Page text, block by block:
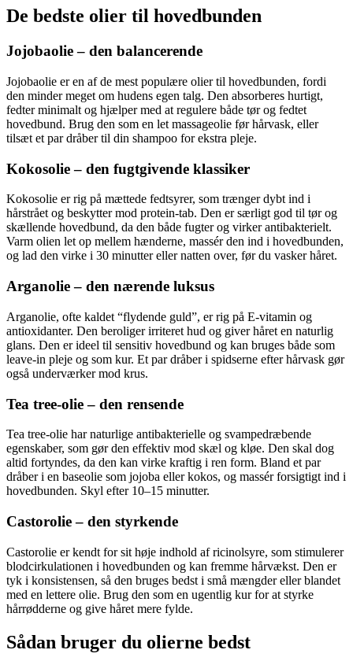
De bedste olier til hovedbunden
Jojobaolie – den balancerende
Jojobaolie er en af de mest populære olier til hovedbunden, fordi
den minder meget om hudens egen talg. Den absorberes hurtigt,
fedter minimalt og hjælper med at regulere både tør og fedtet
hovedbund. Brug den som en let massageolie før hårvask, eller
tilsæt et par dråber til din shampoo for ekstra pleje.
Kokosolie – den fugtgivende klassiker
Kokosolie er rig på mættede fedtsyrer, som trænger dybt ind i
hårstrået og beskytter mod protein-tab. Den er særligt god til tør og
skællende hovedbund, da den både fugter og virker antibakterielt.
Varm olien let op mellem hænderne, massér den ind i hovedbunden,
og lad den virke i 30 minutter eller natten over, før du vasker håret.
Arganolie – den nærende luksus
Arganolie, ofte kaldet “flydende guld”, er rig på E-vitamin og
antioxidanter. Den beroliger irriteret hud og giver håret en naturlig
glans. Den er ideel til sensitiv hovedbund og kan bruges både som
leave-in pleje og som kur. Et par dråber i spidserne efter hårvask gør
også underværker mod krus.
Tea tree-olie – den rensende
Tea tree-olie har naturlige antibakterielle og svampedræbende
egenskaber, som gør den effektiv mod skæl og kløe. Den skal dog
altid fortyndes, da den kan virke kraftig i ren form. Bland et par
dråber i en baseolie som jojoba eller kokos, og massér forsigtigt ind i
hovedbunden. Skyl efter 10–15 minutter.
Castorolie – den styrkende
Castorolie er kendt for sit høje indhold af ricinolsyre, som stimulerer
blodcirkulationen i hovedbunden og kan fremme hårvækst. Den er
tyk i konsistensen, så den bruges bedst i små mængder eller blandet
med en lettere olie. Brug den som en ugentlig kur for at styrke
hårrødderne og give håret mere fylde.
Sådan bruger du olierne bedst